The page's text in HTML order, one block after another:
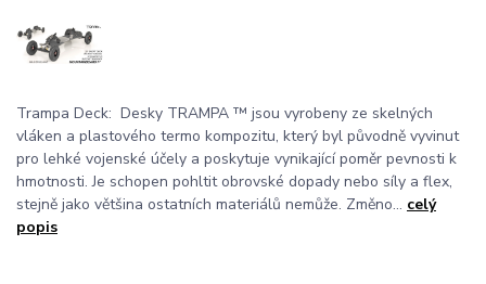
Trampa Deck: Desky TRAMPA ™ jsou vyrobeny ze skelných
vláken a plastového termo kompozitu, který byl původně vyvinut
pro lehké vojenské účely a poskytuje vynikající poměr pevnosti k
hmotnosti. Je schopen pohltit obrovské dopady nebo síly a flex,
stejně jako většina ostatních materiálů nemůže. Změno... celý
popis